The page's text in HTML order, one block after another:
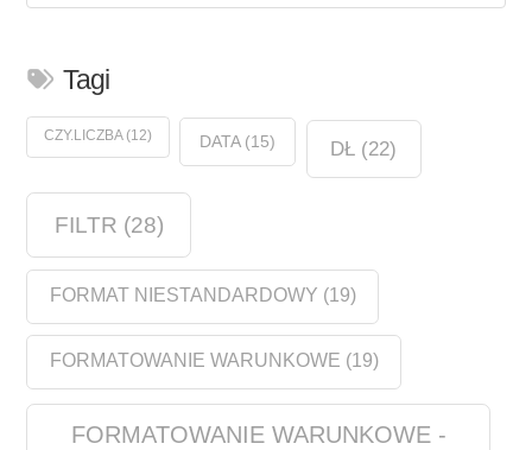
Tagi
CZY.LICZBA(12) DATA(15) DŁ (22)
FILTR (28)
FORMAT NIESTANDARDOWY (19)
FORMATOWANIE WARUNKOWE (19)
FORMATOWANIE WARUNKOWE -